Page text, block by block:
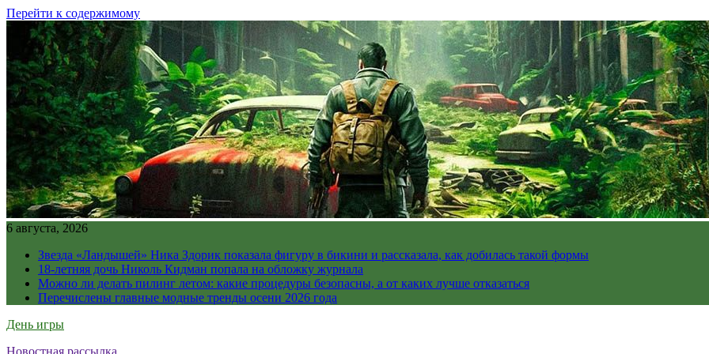
Перейти к содержимому
6 августа, 2026
Звезда «Ландышей» Ника Здорик показала фигуру в бикини и рассказала, как добилась такой формы
18-летняя дочь Николь Кидман попала на обложку журнала
Можно ли делать пилинг летом: какие процедуры безопасны, а от каких лучше отказаться
Перечислены главные модные тренды осени 2026 года
День игры
Новостная рассылка